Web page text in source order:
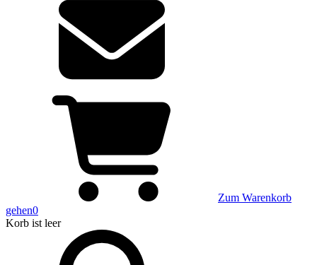
Zum Warenkorb
gehen0
Korb ist leer